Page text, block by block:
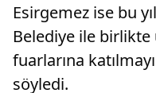
Esirgemez ise bu
Belediye ile birlikte
fuarlarına
söyledi.